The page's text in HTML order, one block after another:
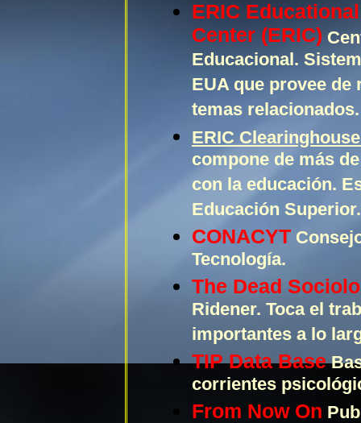
ERIC
Center (ERIC)
Educacional.
EUA que provee
temas relacionados.
ERIC
compone de más
con la educación.
Educación Superior.
CONACYT
Tecnología.
The Dead
Ridener. Toca el
importantes a lo
TIP Data Base
corrientes
From Now On